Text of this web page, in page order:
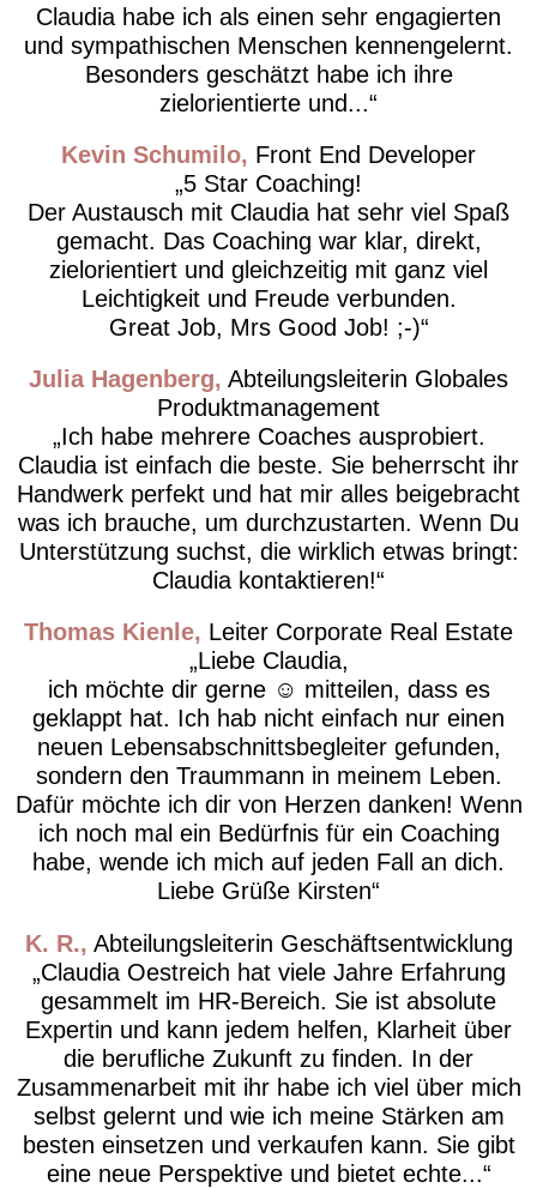
Claudia habe ich als einen sehr engagierten
und sympathischen Menschen kennengelernt.
Besonders geschätzt habe ich ihre
zielorientierte und...
Kevin Schumilo Front End Developer
5 Star Coaching!
Der Austausch mit Claudia hat sehr viel Spaß
gemacht. Das Coaching war klar, direkt,
zielorientiert und gleichzeitig mit ganz viel
Leichtigkeit und Freude verbunden.
Great Job, Mrs Good Job! ;-)
Julia Hagenberg Abteilungsleiterin Globales
Produktmanagement
Ich habe mehrere Coaches ausprobiert.
Claudia ist einfach die beste. Sie beherrscht ihr
Handwerk perfekt und hat mir alles beigebracht
was ich brauche, um durchzustarten. Wenn Du
Unterstützung suchst, die wirklich etwas bringt:
Claudia kontaktieren!
Thomas Kienle Leiter Corporate Real Estate
Liebe Claudia,
ich möchte dir gerne ☺️ mitteilen, dass es
geklappt hat. Ich hab nicht einfach nur einen
neuen Lebensabschnittsbegleiter gefunden,
sondern den Traummann in meinem Leben.
Dafür möchte ich dir von Herzen danken! Wenn
ich noch mal ein Bedürfnis für ein Coaching
habe, wende ich mich auf jeden Fall an dich.
Liebe Grüße Kirsten
K. R. Abteilungsleiterin Geschäftsentwicklung
Claudia Oestreich hat viele Jahre Erfahrung
gesammelt im HR-Bereich. Sie ist absolute
Expertin und kann jedem helfen, Klarheit über
die berufliche Zukunft zu finden. In der
Zusammenarbeit mit ihr habe ich viel über mich
selbst gelernt und wie ich meine Stärken am
besten einsetzen und verkaufen kann. Sie gibt
eine neue Perspektive und bietet echte...